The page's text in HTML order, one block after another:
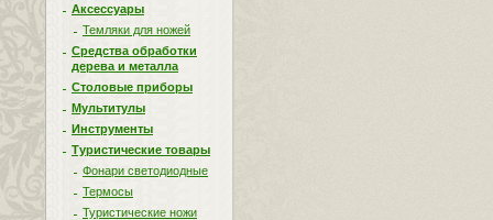
Аксессуары
Темляки для ножей
Средства обработки
дерева и металла
Столовые приборы
Мультитулы
Инструменты
Туристические товары
Фонари светодиодные
Термосы
Туристические ножи